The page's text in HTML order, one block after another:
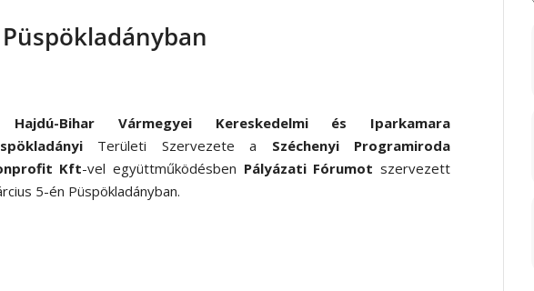
Hajdú-Bihar Vármegyei Kereskedelmi és Iparkamara
Területi Szervezete a Széchenyi Programiroda
Kft-vel együttműködésben Pályázati Fórumot szervezett
5-én Püspökladányban.